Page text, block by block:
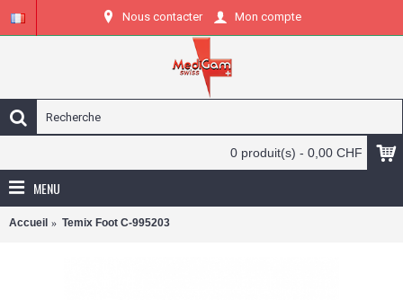
Nous contacter Mon compte
0 produit(s) - 0,00 CHF
MENU
Accueil Temix Foot C-995203